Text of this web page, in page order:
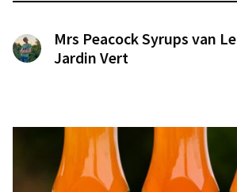
Mrs Peacock Syrups van Le
Jardin Vert